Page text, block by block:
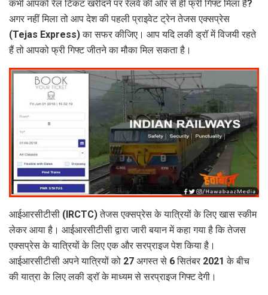
कभी आपको रेल टिकट खरीदने पर रेलवे की ओर से ही फ्री गिफ्ट मिला है?
अगर नहीं मिला तो आप देश की पहली प्राइवेट ट्रेन तेजस एक्सप्रेस
(Tejas Express) का सफर कीजिए। आप यदि लकी ड्रॉ में विजयी रहते
हैं तो आपको फ्री गिफ्ट जीतने का मौका मिल सकता है।
आईआरसीटीसी (IRCTC) तेजस एक्सप्रेस के यात्रियों के लिए खास स्कीम
लेकर आया है। आईआरसीटीसी द्वारा जारी बयान में कहा गया है कि तेजस
एक्सप्रेस के यात्रियों के लिए एक और सरप्राइज पेश किया है।
आईआरसीटीसी अपने यात्रियों को 27 अगस्त से 6 सितंबर 2021 के बीच
की यात्रा के लिए लकी ड्रॉ के माध्यम से सरप्राइज गिफ्ट देगी।